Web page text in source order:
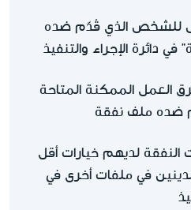
للشخص الذي قُدّم ضده
دائرة الإجراء والتنفيذ
العمل الممكنة المتاحة
ضده ملف نفقة
النفقة لديهم خيارات أقل
في ملفات أخرى في